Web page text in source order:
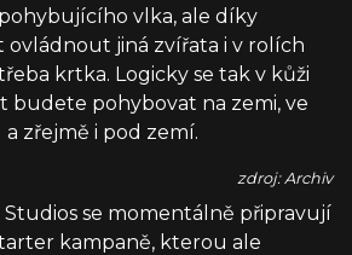
vlka, ale díky
ovládnout jiná zvířata i v rolích
krtka. Logicky se tak v kůži
budete pohybovat na zemi, ve
zřejmě i pod zemí.
zdroj: Archiv
Studios se momentálně připravují
kampaně, kterou ale